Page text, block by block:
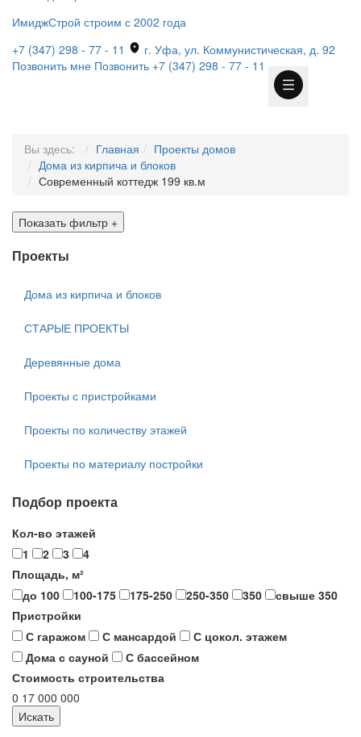
ИмиджСтрой строим с 2002 года
+7 (347) 298 - 77 - 11
г. Уфа, ул. Коммунистическая, д. 92
Позвонить мне Позвонить +7 (347) 298 - 77 - 11
Вы здесь: Главная
Проекты домов
Дома из кирпича и блоков
Современный коттедж 199 кв.м
Показать фильтр +
Проекты
Дома из кирпича и блоков
СТАРЫЕ ПРОЕКТЫ
Деревянные дома
Проекты с пристройками
Проекты по количеству этажей
Проекты по материалу постройки
Подбор проекта
Кол-во этажей
1
2 3
4
Площадь, м²
до 100
100-175 175-250 250-350 350
свыше 350
Пристройки
С гаражом
С мансардой
С цокол. этажем
Дома с сауной
С бассейном
Стоимость строительства
0 17 000 000